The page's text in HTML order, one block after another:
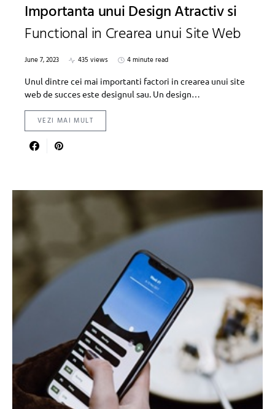
Importanta unui Design Atractiv si
Functional in Crearea unui Site Web
June 7, 2023 435 views
4 minute read
Unul dintre cei mai importanti factori in crearea unui site
web de succes este designul sau. Un design…
VEZI MAI MULT